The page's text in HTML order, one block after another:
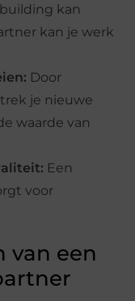
kan
kan je werk
Door
je nieuwe
waarde van
Een
voor
van een